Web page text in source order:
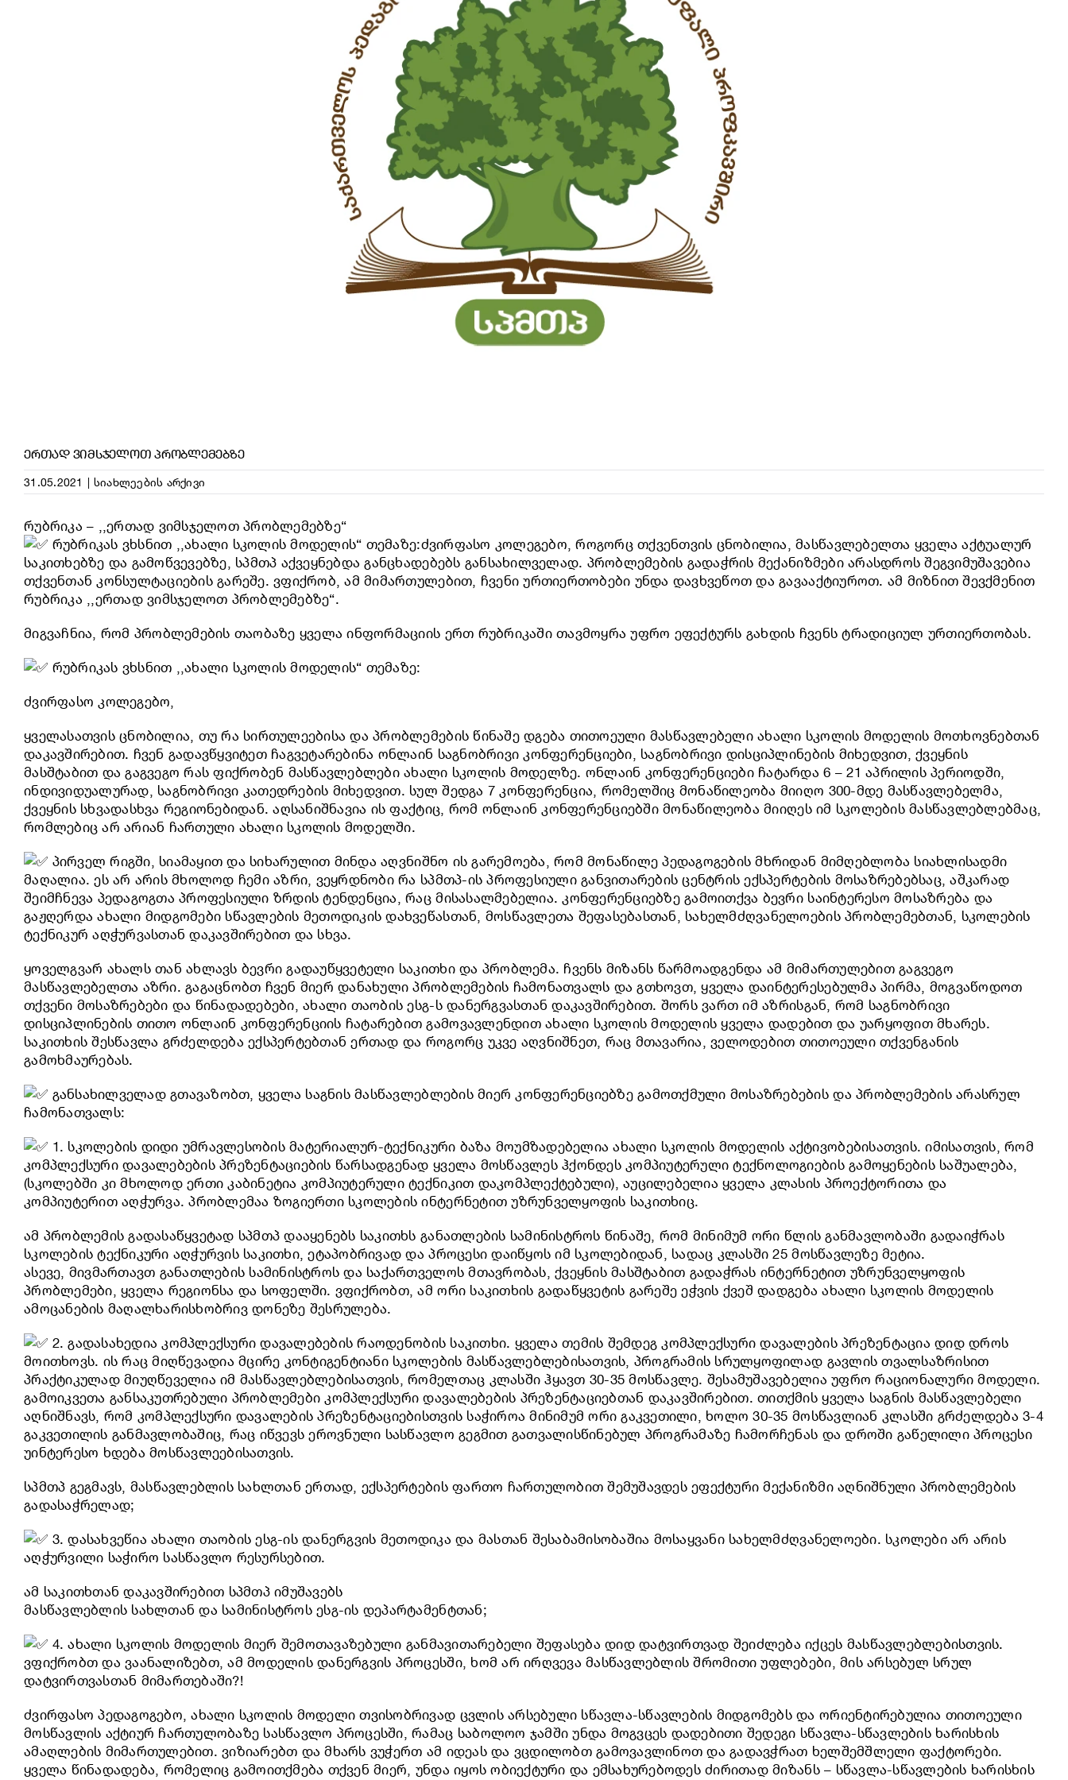
ᲔᲠᲗᲐᲓ ᲕᲘᲛᲡᲯᲔᲚᲝᲗ ᲞᲠᲝᲑᲚᲔᲛᲔᲑᲖᲔ
31.05.2021 | სიახლეების არქივი
რუბრიკა – ,,ერთად ვიმსჯელოთ პრობლემებზე“
რუბრიკას ვხსნით ,,ახალი სკოლის მოდელის“ თემაზე:ძვირფასო კოლეგებო, როგორც თქვენთვის ცნობილია, მასწავლებელთა ყველა აქტუალურ
საკითხებზე და გამოწვევებზე, სპმთპ აქვეყნებდა განცხადებებს განსახილველად. პრობლემების გადაჭრის მექანიზმები არასდროს შეგვიმუშავებია
თქვენთან კონსულტაციების გარეშე. ვფიქრობ, ამ მიმართულებით, ჩვენი ურთიერთობები უნდა დავხვეწოთ და გავააქტიუროთ. ამ მიზნით შევქმენით
რუბრიკა ,,ერთად ვიმსჯელოთ პრობლემებზე“.
მიგვაჩნია, რომ პრობლემების თაობაზე ყველა ინფორმაციის ერთ რუბრიკაში თავმოყრა უფრო ეფექტურს გახდის ჩვენს ტრადიციულ ურთიერთობას.
რუბრიკას ვხსნით ,,ახალი სკოლის მოდელის“ თემაზე:
ძვირფასო კოლეგებო,
ყველასათვის ცნობილია, თუ რა სირთულეებისა და პრობლემების წინაშე დგება თითოეული მასწავლებელი ახალი სკოლის მოდელის მოთხოვნებთან
დაკავშირებით. ჩვენ გადავწყვიტეთ ჩაგვეტარებინა ონლაინ საგნობრივი კონფერენციები, საგნობრივი დისციპლინების მიხედვით, ქვეყნის
მასშტაბით და გაგვეგო რას ფიქრობენ მასწავლებლები ახალი სკოლის მოდელზე. ონლაინ კონფერენციები ჩატარდა 6 – 21 აპრილის პერიოდში,
ინდივიდუალურად, საგნობრივი კათედრების მიხედვით. სულ შედგა 7 კონფერენცია, რომელშიც მონაწილეობა მიიღო 300-მდე მასწავლებელმა,
ქვეყნის სხვადასხვა რეგიონებიდან. აღსანიშნავია ის ფაქტიც, რომ ონლაინ კონფერენციებში მონაწილეობა მიიღეს იმ სკოლების მასწავლებლებმაც,
რომლებიც არ არიან ჩართული ახალი სკოლის მოდელში.
პირველ რიგში, სიამაყით და სიხარულით მინდა აღვნიშნო ის გარემოება, რომ მონაწილე პედაგოგების მხრიდან მიმღებლობა სიახლისადმი
მაღალია. ეს არ არის მხოლოდ ჩემი აზრი, ვეყრდნობი რა სპმთპ-ის პროფესიული განვითარების ცენტრის ექსპერტების მოსაზრებებსაც, აშკარად
შეიმჩნევა პედაგოგთა პროფესიული ზრდის ტენდენცია, რაც მისასალმებელია. კონფერენციებზე გამოითქვა ბევრი საინტერესო მოსაზრება და
გაჟღერდა ახალი მიდგომები სწავლების მეთოდიკის დახვეწასთან, მოსწავლეთა შეფასებასთან, სახელმძღვანელოების პრობლემებთან, სკოლების
ტექნიკურ აღჭურვასთან დაკავშირებით და სხვა.
ყოველგვარ ახალს თან ახლავს ბევრი გადაუწყვეტელი საკითხი და პრობლემა. ჩვენს მიზანს წარმოადგენდა ამ მიმართულებით გაგვეგო
მასწავლებელთა აზრი. გაგაცნობთ ჩვენ მიერ დანახული პრობლემების ჩამონათვალს და გთხოვთ, ყველა დაინტერესებულმა პირმა, მოგვაწოდოთ
თქვენი მოსაზრებები და წინადადებები, ახალი თაობის ესგ-ს დანერგვასთან დაკავშირებით. შორს ვართ იმ აზრისგან, რომ საგნობრივი
დისციპლინების თითო ონლაინ კონფერენციის ჩატარებით გამოვავლენდით ახალი სკოლის მოდელის ყველა დადებით და უარყოფით მხარეს.
საკითხის შესწავლა გრძელდება ექსპერტებთან ერთად და როგორც უკვე აღვნიშნეთ, რაც მთავარია, ველოდებით თითოეული თქვენგანის
გამოხმაურებას.
განსახილველად გთავაზობთ, ყველა საგნის მასწავლებლების მიერ კონფერენციებზე გამოთქმული მოსაზრებების და პრობლემების არასრულ
ჩამონათვალს:
1. სკოლების დიდი უმრავლესობის მატერიალურ-ტექნიკური ბაზა მოუმზადებელია ახალი სკოლის მოდელის აქტივობებისათვის. იმისათვის, რომ
კომპლექსური დავალებების პრეზენტაციების წარსადგენად ყველა მოსწავლეს ჰქონდეს კომპიუტერული ტექნოლოგიების გამოყენების საშუალება,
(სკოლებში კი მხოლოდ ერთი კაბინეტია კომპიუტერული ტექნიკით დაკომპლექტებული), აუცილებელია ყველა კლასის პროექტორითა და
კომპიუტერით აღჭურვა. პრობლემაა ზოგიერთი სკოლების ინტერნეტით უზრუნველყოფის საკითხიც.
ამ პრობლემის გადასაწყვეტად სპმთპ დააყენებს საკითხს განათლების სამინისტროს წინაშე, რომ მინიმუმ ორი წლის განმავლობაში გადაიჭრას
სკოლების ტექნიკური აღჭურვის საკითხი, ეტაპობრივად და პროცესი დაიწყოს იმ სკოლებიდან, სადაც კლასში 25 მოსწავლეზე მეტია.
ასევე, მივმართავთ განათლების სამინისტროს და საქართველოს მთავრობას, ქვეყნის მასშტაბით გადაჭრას ინტერნეტით უზრუნველყოფის
პრობლემები, ყველა რეგიონსა და სოფელში. ვფიქრობთ, ამ ორი საკითხის გადაწყვეტის გარეშე ეჭვის ქვეშ დადგება ახალი სკოლის მოდელის
ამოცანების მაღალხარისხობრივ დონეზე შესრულება.
2. გადასახედია კომპლექსური დავალებების რაოდენობის საკითხი. ყველა თემის შემდეგ კომპლექსური დავალების პრეზენტაცია დიდ დროს
მოითხოვს. ის რაც მიღწევადია მცირე კონტიგენტიანი სკოლების მასწავლებლებისათვის, პროგრამის სრულყოფილად გავლის თვალსაზრისით
პრაქტიკულად მიუღწეველია იმ მასწავლებლებისათვის, რომელთაც კლასში ჰყავთ 30-35 მოსწავლე. შესამუშავებელია უფრო რაციონალური მოდელი.
გამოიკვეთა განსაკუთრებული პრობლემები კომპლექსური დავალებების პრეზენტაციებთან დაკავშირებით. თითქმის ყველა საგნის მასწავლებელი
აღნიშნავს, რომ კომპლექსური დავალების პრეზენტაციებისთვის საჭიროა მინიმუმ ორი გაკვეთილი, ხოლო 30-35 მოსწავლიან კლასში გრძელდება 3-4
გაკვეთილის განმავლობაშიც, რაც იწვევს ეროვნული სასწავლო გეგმით გათვალისწინებულ პროგრამაზე ჩამორჩენას და დროში გაწელილი პროცესი
უინტერესო ხდება მოსწავლეებისათვის.
სპმთპ გეგმავს, მასწავლებლის სახლთან ერთად, ექსპერტების ფართო ჩართულობით შემუშავდეს ეფექტური მექანიზმი აღნიშნული პრობლემების
გადასაჭრელად;
3. დასახვეწია ახალი თაობის ესგ-ის დანერგვის მეთოდიკა და მასთან შესაბამისობაშია მოსაყვანი სახელმძღვანელოები. სკოლები არ არის
აღჭურვილი საჭირო სასწავლო რესურსებით.
ამ საკითხთან დაკავშირებით სპმთპ იმუშავებს
მასწავლებლის სახლთან და სამინისტროს ესგ-ის დეპარტამენტთან;
4. ახალი სკოლის მოდელის მიერ შემოთავაზებული განმავითარებელი შეფასება დიდ დატვირთვად შეიძლება იქცეს მასწავლებლებისთვის.
ვფიქრობთ და ვაანალიზებთ, ამ მოდელის დანერგვის პროცესში, ხომ არ ირღვევა მასწავლებლის შრომითი უფლებები, მის არსებულ სრულ
დატვირთვასთან მიმართებაში?!
ძვირფასო პედაგოგებო, ახალი სკოლის მოდელი თვისობრივად ცვლის არსებული სწავლა-სწავლების მიდგომებს და ორიენტირებულია თითოეული
მოსწავლის აქტიურ ჩართულობაზე სასწავლო პროცესში, რამაც საბოლოო ჯამში უნდა მოგვცეს დადებითი შედეგი სწავლა-სწავლების ხარისხის
ამაღლების მიმართულებით. ვიზიარებთ და მხარს ვუჭერთ ამ იდეას და ვცდილობთ გამოვავლინოთ და გადავჭრათ ხელშემშლელი ფაქტორები.
ყველა წინადადება, რომელიც გამოითქმება თქვენ მიერ, უნდა იყოს ობიექტური და ემსახურებოდეს ძირითად მიზანს – სწავლა-სწავლების ხარისხის